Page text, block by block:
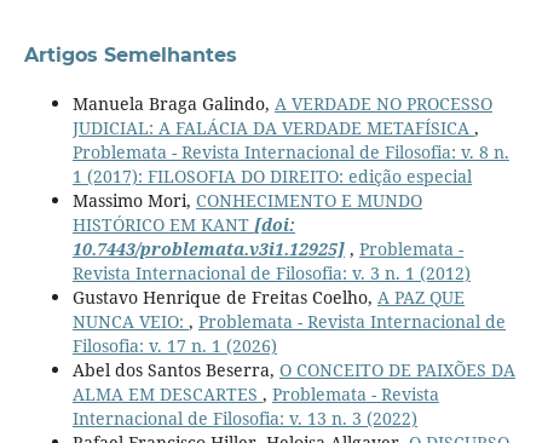
Artigos Semelhantes
Manuela Braga Galindo, A VERDADE NO PROCESSO
JUDICIAL: A FALÁCIA DA VERDADE METAFÍSICA ,
Problemata - Revista Internacional de Filosofia: v. 8 n.
1 (2017): FILOSOFIA DO DIREITO: edição especial
Massimo Mori, CONHECIMENTO E MUNDO
HISTÓRICO EM KANT [doi:
10.7443/problemata.v3i1.12925], Problemata -
Revista Internacional de Filosofia: v. 3 n. 1 (2012)
Gustavo Henrique de Freitas Coelho, A PAZ QUE
NUNCA VEIO: , Problemata - Revista Internacional de
Filosofia: v. 17 n. 1 (2026)
Abel dos Santos Beserra, O CONCEITO DE PAIXÕES DA
ALMA EM DESCARTES , Problemata - Revista
Internacional de Filosofia: v. 13 n. 3 (2022)